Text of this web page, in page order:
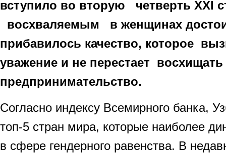
вступило во вторую четверть XXI
восхваляемым в женщинах
прибавилось качество, которое
уважение и не перестает
предпринимательство.
Согласно индексу Всемирного банка,
топ-5 стран мира, которые наиболее
в сфере гендерного равенства. В